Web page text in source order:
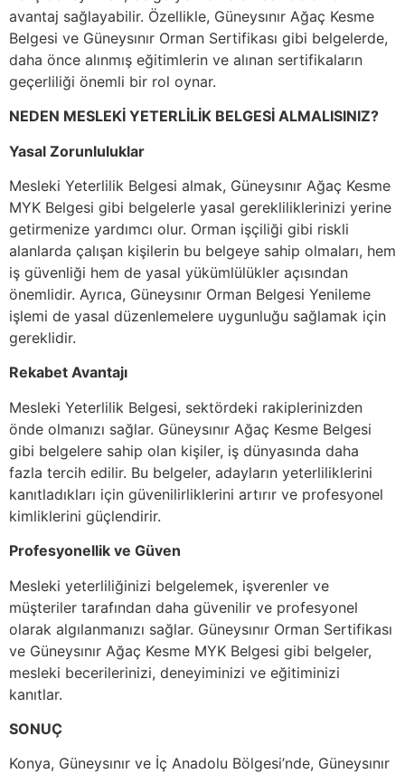
avantaj sağlayabilir. Özellikle, Güneysınır Ağaç Kesme
Belgesi ve Güneysınır Orman Sertifikası gibi belgelerde,
daha önce alınmış eğitimlerin ve alınan sertifikaların
geçerliliği önemli bir rol oynar.
NEDEN MESLEKİ YETERLİLİK BELGESİ ALMALISINIZ?
Yasal Zorunluluklar
Mesleki Yeterlilik Belgesi almak, Güneysınır Ağaç Kesme
MYK Belgesi gibi belgelerle yasal gerekliliklerinizi yerine
getirmenize yardımcı olur. Orman işçiliği gibi riskli
alanlarda çalışan kişilerin bu belgeye sahip olmaları, hem
iş güvenliği hem de yasal yükümlülükler açısından
önemlidir. Ayrıca, Güneysınır Orman Belgesi Yenileme
işlemi de yasal düzenlemelere uygunluğu sağlamak için
gereklidir.
Rekabet Avantajı
Mesleki Yeterlilik Belgesi, sektördeki rakiplerinizden
önde olmanızı sağlar. Güneysınır Ağaç Kesme Belgesi
gibi belgelere sahip olan kişiler, iş dünyasında daha
fazla tercih edilir. Bu belgeler, adayların yeterliliklerini
kanıtladıkları için güvenilirliklerini artırır ve profesyonel
kimliklerini güçlendirir.
Profesyonellik ve Güven
Mesleki yeterliliğinizi belgelemek, işverenler ve
müşteriler tarafından daha güvenilir ve profesyonel
olarak algılanmanızı sağlar. Güneysınır Orman Sertifikası
ve Güneysınır Ağaç Kesme MYK Belgesi gibi belgeler,
mesleki becerilerinizi, deneyiminizi ve eğitiminizi
kanıtlar.
SONUÇ
Konya, Güneysınır ve İç Anadolu Bölgesi’nde, Güneysınır